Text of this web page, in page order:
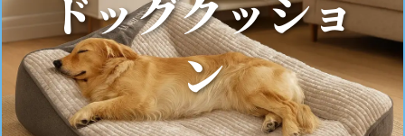
ドッグクッショ
ン